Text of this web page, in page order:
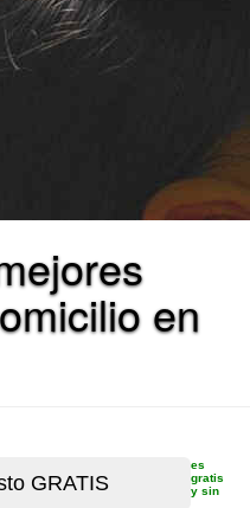
en
es
gratis
y sin